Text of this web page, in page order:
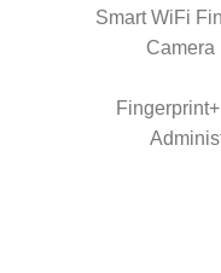
Smart WiFi
Camera